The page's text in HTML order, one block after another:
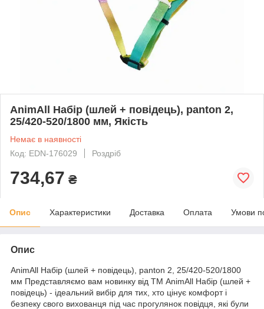
AnimAll Набір (шлей + повідець), panton 2,
25/420-520/1800 мм, Якість
Немає в наявності
Код: EDN-176029
Роздріб
734,67 ₴
Опис Характеристики Доставка Оплата Умови
Опис
AnimAll Набір (шлей + повідець), panton 2, 25/420-520/1800
мм Представляємо вам новинку від ТМ AnimAll Набір (шлей +
повідець) - ідеальний вибір для тих, хто цінує комфорт і
безпеку свого вихованця під час прогулянок повідця, які були